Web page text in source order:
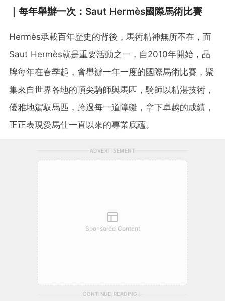
｜每年舉辦一次：Saut Hermès國際馬術比賽
Hermès承載百年歷史的背後，馬術精神無所不在，而
Saut Hermès就是重要活動之一，自2010年開始，品
牌每年在春季起，會舉辦一年一度的國際馬術比賽，聚
集來自世界各地的頂尖騎師與馬匹，騎師以精湛技術，
優雅地駕馭馬匹，跨過每一道障礙，拿下卓越的成績，
正正表現愛馬仕一直以來的專業底蘊。
ADVERTISEMENT
Sponsored Content
CONTINUE READING